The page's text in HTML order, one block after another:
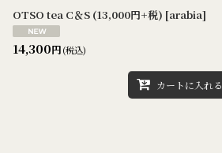
OTSO tea C＆S (13,000円+税) [arabia]
14,300円(税込)
カートに入れる